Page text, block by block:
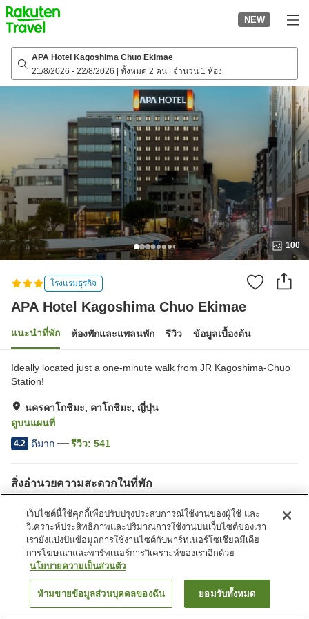
to
top
page
NEW
APA Hotel Kagoshima Chuo Ekimae
21/8/2026 - 22/8/2026 ทั้งหมด 2 คน จำนวน 1 ห้อง
100
โรงแรมธุรกิจ
APA Hotel Kagoshima Chuo Ekimae
แนะนำที่พัก ห้องพักและแพลนพัก รีวิว ข้อมูลเบื้องต้น
Ideally located just a one-minute walk from JR Kagoshima-Chuo
Station!
นครคาโกชิมะ, คาโกชิมะ, ญี่ปุ่น
ดูบนแผนที่
4.2 ดีมาก รีวิว: 541
สิ่งอำนวยความสะดวกในที่พัก
ร้านอาหาร
ตู้จำหน่ายอัตโนมัติ
หน้าแรก ญี่ปุ่น คาโกชิมะ
นครคาโกชิมะ
APA Hotel Kagoshima Chuo Ekimae
ค้นหาห้องพัก
เว็บไซต์นี้ใช้คุกกี้เพื่อปรับปรุงประสบการณ์ใช้งานของผู้ใช้ และ
วิเคราะห์ประสิทธิภาพและปริมาณการใช้งานบนเว็บไซต์ของเรา
เรายังแบ่งปันข้อมูลการใช้งานไซต์กับพาร์ทเนอร์โซเชียลมีเดีย
การโฆษณาและพาร์ทเนอร์การวิเคราะห์ของเราอีกด้วย
นโยบายความเป็นส่วนตัว
ห้ามขายข้อมูลส่วนบุคคลของฉัน ยอมรับทั้งหมด